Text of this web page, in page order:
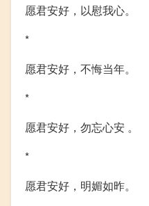
愿君安好，以慰我心。
*
愿君安好，不悔当年。
*
愿君安好，勿忘心安 。
*
愿君安好，明媚如昨。